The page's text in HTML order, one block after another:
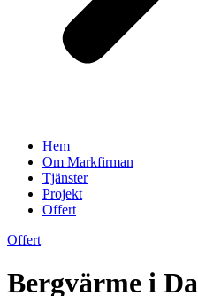
Hem
Om Markfirman
Tjänster
Projekt
Offert
Offert
Bergvärme i